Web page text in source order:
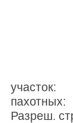
участок:
пахотных:
Разреш.